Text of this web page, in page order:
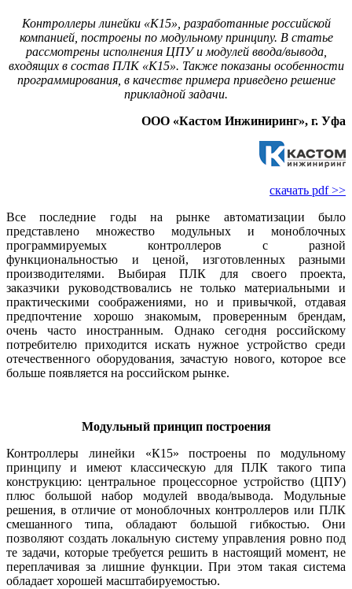
Контроллеры линейки «К15», разработанные российской
компанией, построены по модульному принципу. В статье
рассмотрены исполнения ЦПУ и модулей ввода/вывода,
входящих в состав ПЛК «К15». Также показаны особенности
программирования, в качестве примера приведено решение
прикладной задачи.
ООО «Кастом Инжиниринг», г. Уфа
скачать pdf >>
Все последние годы на рынке автоматизации бы­ло
представлено множество модульных и моноблочных
программируемых контроллеров с разной
функциональностью и ценой, изготовленных разными
производителями. Выбирая ПЛК для своего проекта,
заказчики руководствовались не только материальными и
практическими соображениями, но и привычкой, отдавая
предпочтение хорошо знакомым, проверенным брендам,
очень часто иностранным. Однако сегодня российскому
потребителю приходится искать нужное устройство среди
отечественного оборудования, зачастую нового, которое все
больше появляется на российском рынке.
Модульный принцип построения
Контроллеры линейки «К15» построены по модульному
принципу и имеют классическую для ПЛК такого ти­па
конструкцию: центральное процессорное устройство (ЦПУ)
плюс большой набор модулей ввода/вывода. Модульные
решения, в отличие от моноблочных контроллеров или ПЛК
смешанного ти­па, обладают большой гибкостью. Они
позволяют создать локальную систему управления ровно под
те задачи, которые требуется решить в настоящий момент, не
переплачивая за лишние функции. При этом такая система
обладает хорошей масштабируемостью.